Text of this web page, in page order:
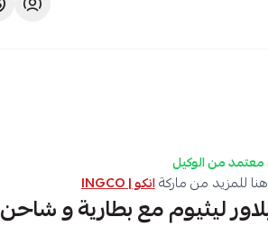
من الوكيل
للمزيد من ماركةانكو | INGCO
ليثيوم مع بطارية و شاحن